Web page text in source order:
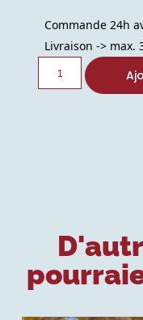
Commande 24h
Livraison -> max.